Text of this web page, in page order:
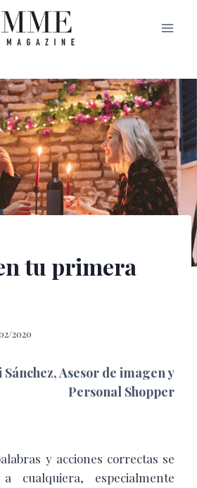
tu primera
2020
Sánchez, Asesor de imagen y
Personal Shopper
y acciones correctas se
cualquiera, especialmente